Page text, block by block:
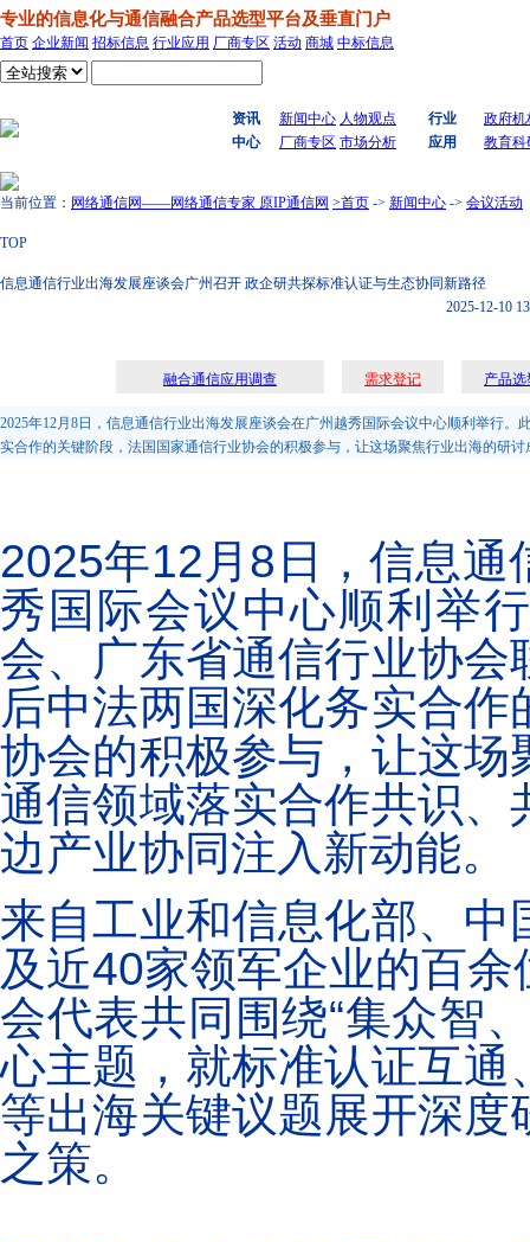
专业的信息化与通信融合产品选型平台及垂直门户
首页 企业新闻 招标信息 行业应用 厂商专区 活动 商城 中标信息
资讯
中心
新闻中心 人物观点
厂商专区 市场分析
行业
应用
政府
教育
当前位置： 网络通信网——网络通信专家 原IP通信网 >首页 -> 新闻中心 -> 会议活动
TOP
信息通信行业出海发展座谈会广州召开 政企研共探标准认证与生态协同新路径
2025-12-10
融合通信应用调查 需求登记 产品选
2025年12月8日，信息通信行业出海发展座谈会在广州越秀国际会议中心顺利举行
实合作的关键阶段，法国国家通信行业协会的积极参与，让这场聚焦行业出海的研讨
2025年12月8日，信息
秀国际会议中心顺利举
会、广东省通信行业协
后中法两国深化务实合
协会的积极参与，让这
通信领域落实合作共识
边产业协同注入新动能。
来自工业和信息化部、
及近40家领军企业的百
会代表共同围绕“集众智
心主题，就标准认证互
等出海关键议题展开深
之策。